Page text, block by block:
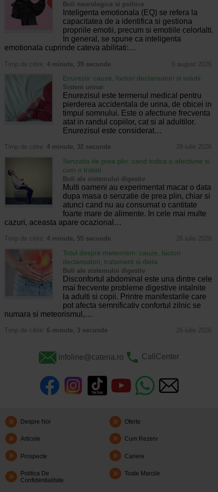
Boli neurologice si psihice
Inteligenta emotionala (EQ) se refera la
capacitatea de a identifica si gestiona
propriile emotii, precum si emotiile celorlalti.
In general, se spune ca inteligenta
emotionala cuprinde cateva abilitati:…
Timp de citire: 4 minute, 39 secunde 6 august 2026
Enurezis: cauze, factori declansatori si solutii
Sistem urinar
Enurezisul este termenul medical pentru
pierderea accidentala de urina, de obicei in
timpul somnului. Este o afectiune frecventa
atat in randul copiilor, cat si al adultilor.
Enurezisul este considerat…
Timp de citire: 4 minute, 32 secunde 28 iulie 2026
Senzatia de prea plin: cand indica o afectiune si
cum o tratati
Boli ale sistemului digestiv
Multi oameni au experimentat macar o data
dupa masa o senzatie de prea plin, chiar si
atunci cand nu au consumat o cantitate
foarte mare de alimente. In cele mai multe
cazuri, aceasta apare ocazional…
Timp de citire: 4 minute, 55 secunde 26 iulie 2026
Totul despre meteorism: cauze, factori
declansatori, tratament si dieta
Boli ale sistemului digestiv
Disconfortul abdominal este una dintre cele
mai frecvente probleme digestive intalnite
la adulti si copii. Printre manifestarile care
pot afecta semnificativ confortul zilnic se
numara si meteorismul,…
Timp de citire: 6 minute, 3 secunde 26 iulie 2026
infoline@catena.ro CallCenter
Despre Noi Oferte
Articole Cum Rezerv
Prospecte Cariere
Politica De
Confidentialitate
Toate Marcile